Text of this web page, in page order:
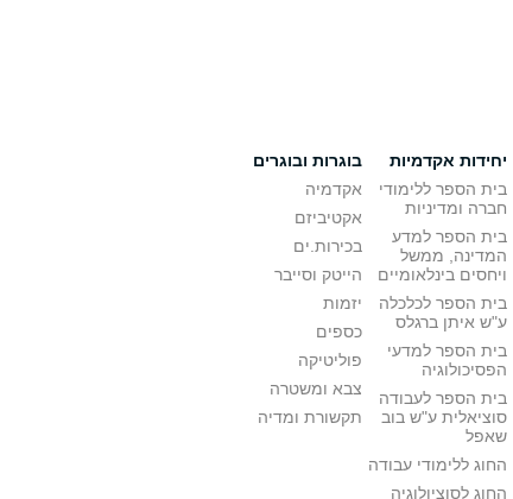
יחידות אקדמיות
בית הספר ללימודי
חברה ומדיניות
בית הספר למדע
המדינה, ממשל
ויחסים בינלאומיים
בית הספר לכלכלה
ע"ש איתן ברגלס
בית הספר למדעי
הפסיכולוגיה
בית הספר לעבודה
סוציאלית ע"ש בוב
שאפל
החוג ללימודי עבודה
החוג לסוציולוגיה
בוגרות ובוגרים
אקדמיה
אקטיביזם
בכירות.ים
הייטק וסייבר
יזמות
כספים
פוליטיקה
צבא ומשטרה
תקשורת ומדיה